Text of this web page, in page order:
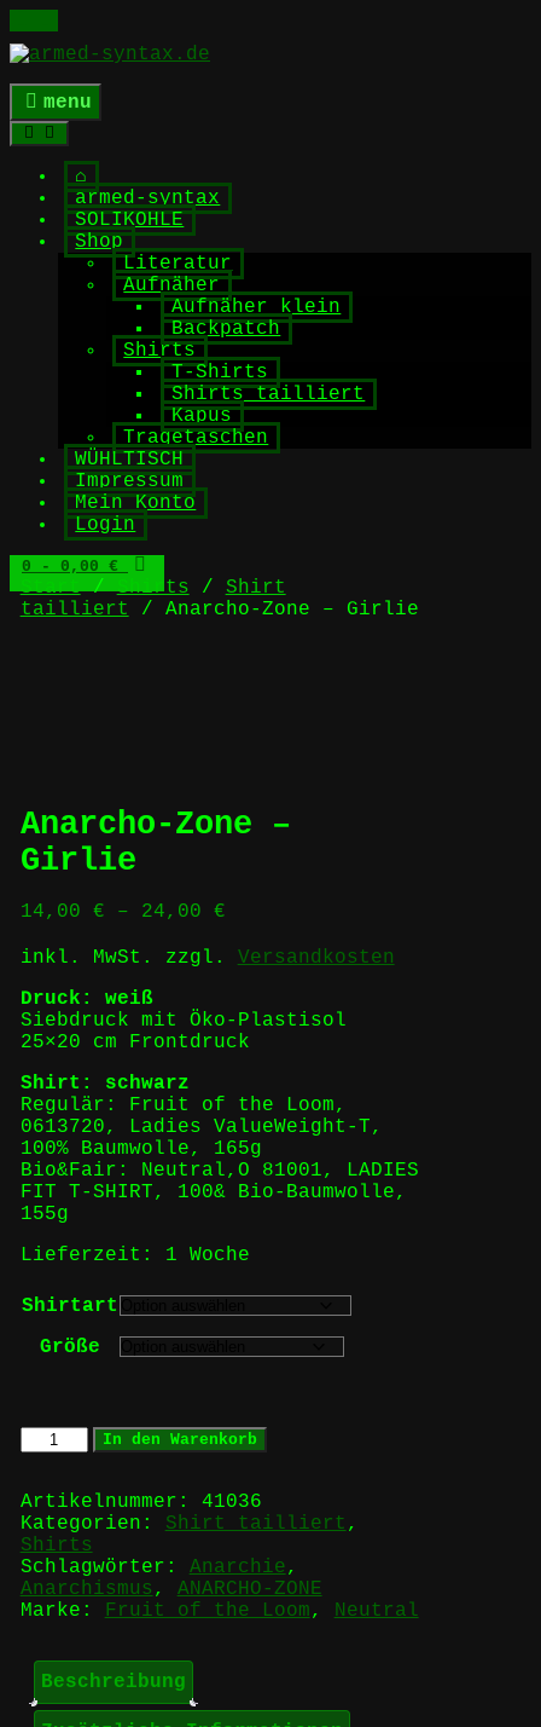
Skip
to
content
menu
⌂
armed-syntax
SOLIKOHLE
Shop
Literatur
Aufnäher
Aufnäher klein
Backpatch
Shirts
T-Shirts
Shirts tailliert
Kapus
Tragetaschen
WÜHLTISCH
Impressum
Mein Konto
Login
0 - 0,00 €
Start/Shirts / Shirt
tailliert / Anarcho-Zone – Girlie
Anarcho-Zone –
Girlie
14,00 € – 24,00 €
inkl. MwSt. zzgl. Versandkosten
Druck: weiß
Siebdruck mit Öko-Plastisol
25×20 cm Frontdruck
Shirt: schwarz
Regulär: Fruit of the Loom,
0613720, Ladies ValueWeight-T,
100% Baumwolle, 165g
Bio&Fair: Neutral,O 81001, LADIES
FIT T-SHIRT, 100& Bio-Baumwolle,
155g
Lieferzeit: 1 Woche
Shirtart
Größe
Anarcho-
Zone
Girlie
Menge
In den Warenkorb
Artikelnummer: 41036
Kategorien: Shirt tailliert ,
Shirts
Schlagwörter: Anarchie,
Anarchismus , ANARCHO-ZONE
Marke: Fruit of the Loom, Neutral
Beschreibung